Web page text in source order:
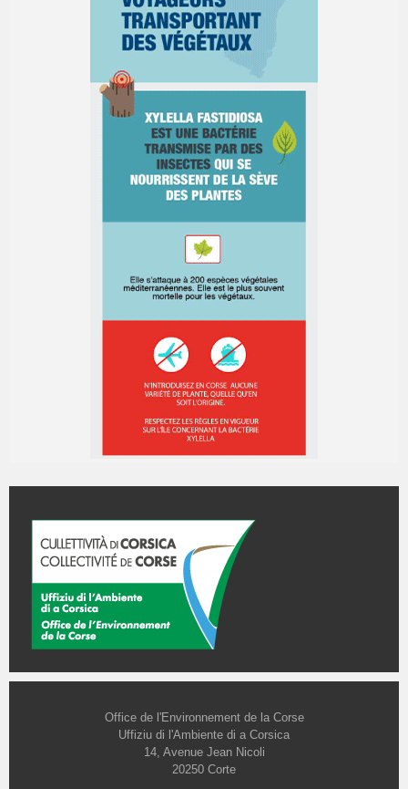
Office de l'Environnement de la Corse
Uffiziu di l'Ambiente di a Corsica
14, Avenue Jean Nicoli
20250 Corte